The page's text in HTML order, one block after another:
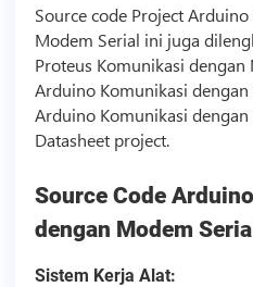
Source codeProject Arduino
Modem Serial ini juga
Proteus Komunikasi
Arduino Komunikasi
Arduino Komunikasi
Datasheet project.
Source Code
dengan Modem Serial
Sistem Kerja Alat: